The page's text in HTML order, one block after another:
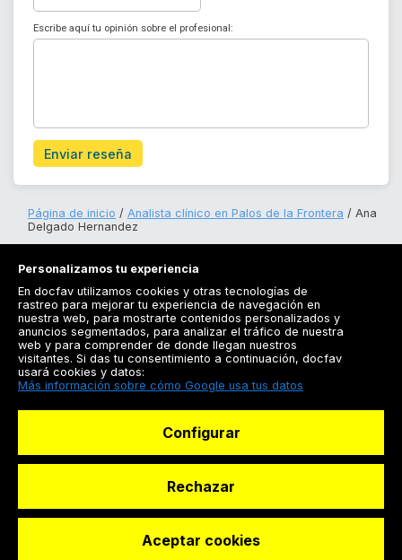
Escribe aquí tu opinión sobre el profesional:
Enviar reseña
Página de inicio Analista clínico en Palos de la Frontera
Ana
Delgado Hernandez
Registrarse
Docfav
© Dashboard Technologies S.L
Personalizamos tu experiencia
En docfav utilizamos cookies y otras tecnologías de
rastreo para mejorar tu experiencia de navegación en
nuestra web, para mostrarte contenidos personalizados y
anuncios segmentados, para analizar el tráfico de nuestra
web y para comprender de donde llegan nuestros
visitantes. Si das tu consentimiento a continuación, docfav
usará cookies y datos:
Más información sobre cómo Google usa tus datos
Configurar
Rechazar
Aceptar cookies